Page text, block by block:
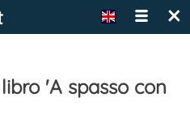
×
'A spasso con